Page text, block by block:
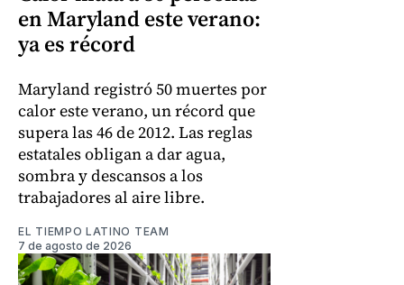
en Maryland este verano:
ya es récord
Maryland registró 50 muertes por
calor este verano, un récord que
supera las 46 de 2012. Las reglas
estatales obligan a dar agua,
sombra y descansos a los
trabajadores al aire libre.
EL TIEMPO LATINO TEAM
7 de agosto de 2026